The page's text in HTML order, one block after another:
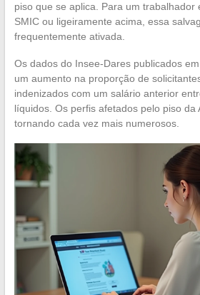
piso que se aplica. Para um trabalhador
SMIC ou ligeiramente acima, essa
frequentemente ativada.
Os dados do Insee-Dares publicados
um aumento na proporção de
indenizados com um salário anterior
líquidos. Os perfis afetados pelo piso da
tornando cada vez mais numerosos.